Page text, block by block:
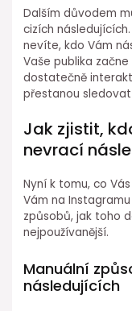
Dalším důvodem
cizích
nevíte, kdo Vám
Vaše publika
dostatečně
přestanou
Jak zjistit,
nevrací
Nyní k tomu, co
Vám na
způsobů, jak toho
nejpoužívanější.
Manuální
následujících